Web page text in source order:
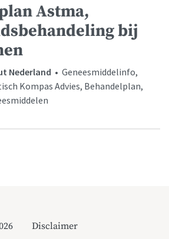
Astma,
bij
Nederland • Geneesmiddelinfo,
Kompas Advies, Behandelplan,
Disclaimer